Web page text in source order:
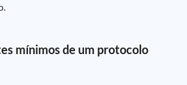
mínimos de um protocolo